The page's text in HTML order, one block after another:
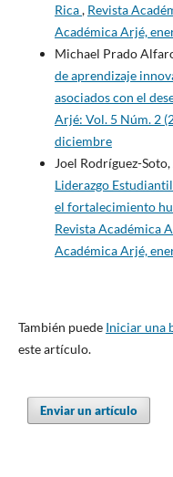
Rica, Revista
Académica Arjé,
Michael Prado
de aprendizaje
asociados con el
Arjé: Vol. 5 Núm. 2
diciembre
Joel Rodríguez-
Liderazgo
el fortalecimiento
Revista Académica
Académica Arjé,
También puede Iniciar una
este artículo.
Enviar un artículo